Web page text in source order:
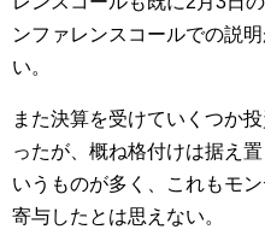
ンファレンスコールでの説
い。
また決算を受けていくつか
ったが、概ね格付けは据え
いうものが多く、これもモ
寄与したとは思えない。